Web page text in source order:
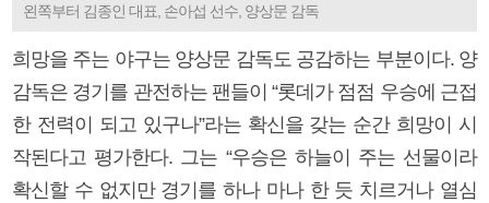
왼쪽부터 김종인 대표, 손아섭 선수, 양상문 감독
희망을 주는 야구는 양상문 감독도 공감하는 부분이다. 양
감독은 경기를 관전하는 팬들이 “롯데가 점점 우승에 근접
한 전력이 되고 있구나”라는 확신을 갖는 순간 희망이 시
작된다고 평가한다. 그는 “우승은 하늘이 주는 선물이라
확신할 수 없지만 경기를 하나 마나 한 듯 치르거나 열심